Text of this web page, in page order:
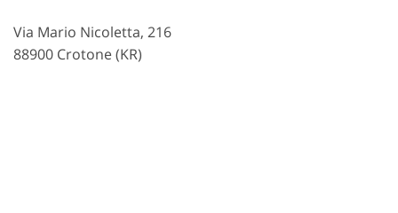
Via Mario Nicoletta, 216
88900 Crotone (KR)